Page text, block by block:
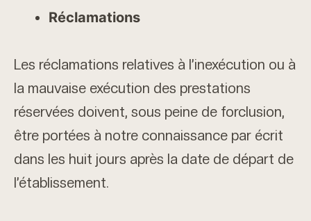
Réclamations
Les réclamations relatives à l’inexécution ou à
la mauvaise exécution des prestations
réservées doivent, sous peine de forclusion,
être portées à notre connaissance par écrit
dans les huit jours après la date de départ de
l’établissement.